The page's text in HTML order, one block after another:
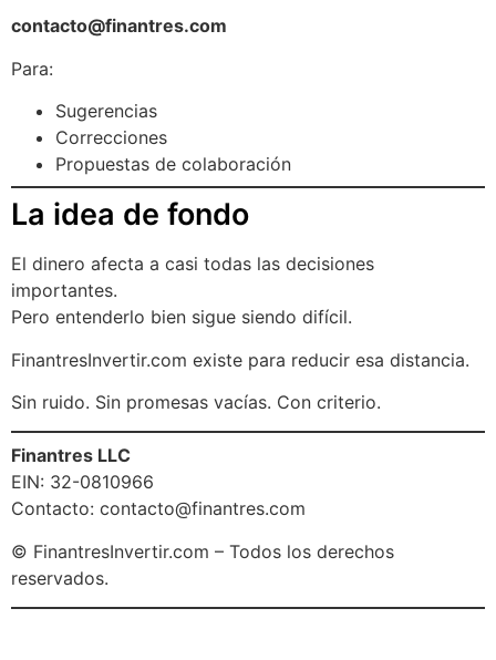
contacto@finantres.com
Para:
Sugerencias
Correcciones
Propuestas de colaboración
La idea de fondo
El dinero afecta a casi todas las decisiones
importantes.
Pero entenderlo bien sigue siendo difícil.
FinantresInvertir.com existe para reducir esa distancia.
Sin ruido. Sin promesas vacías. Con criterio.
Finantres LLC
EIN: 32-0810966
Contacto: contacto@finantres.com
© FinantresInvertir.com – Todos los derechos
reservados.